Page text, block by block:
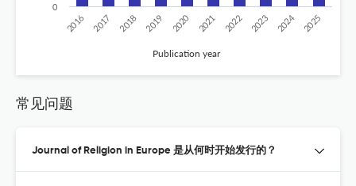
Publication year
2016 2017 2018 2019 2020 2021 2022 2023 2024 2025
0
常见问题
Journal of Religion in Europe 是从何时开始发行的？